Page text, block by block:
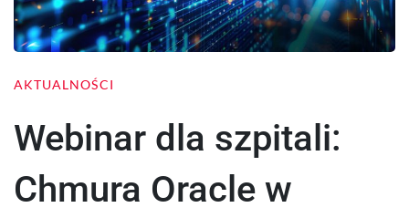
AKTUALNOŚCI
Webinar dla szpitali:
Chmura Oracle w